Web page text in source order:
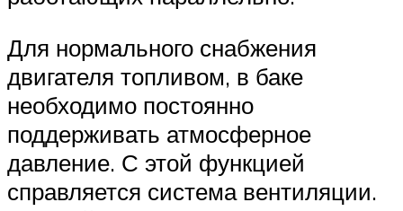
Для нормального снабжения
двигателя топливом, в баке
необходимо постоянно
поддерживать атмосферное
давление. С этой функцией
справляется система вентиляции.